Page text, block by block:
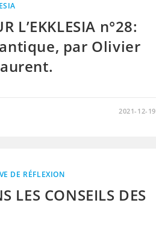
L’EKKLESIA n°28:
par Olivier
2021-12-19
DE RÉFLEXION
LES CONSEILS DES